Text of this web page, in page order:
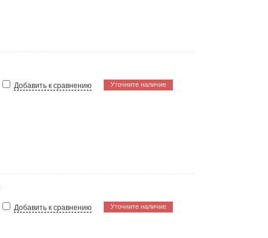
Уточните наличие
Добавить к сравнению
Уточните наличие
Добавить к сравнению